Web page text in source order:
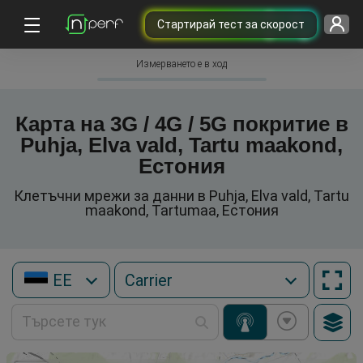
Cтартирай тест за скорост
Измерването е в ход
Карта на 3G / 4G / 5G покритие в
Puhja, Elva vald, Tartu maakond,
Естония
Клетъчни мрежи за данни в Puhja, Elva vald, Tartu
maakond, Tartumaa, Естония
EE